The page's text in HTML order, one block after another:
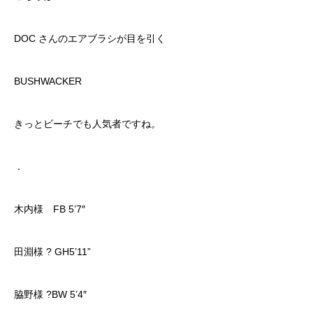
DOC さんのエアブラシが目を引く
BUSHWACKER
きっとビーチでも人気者ですね。
．
木内様 FB 5’7″
田淵様 ? GH5’11”
脇野様 ?BW 5’4″